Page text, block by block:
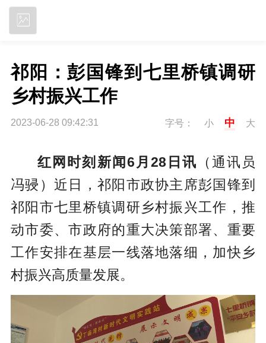
祁阳：彭国锋到七里桥镇调研
乡村振兴工作
2023-06-28 09:42:31 字号： 小 中 大
红网时刻新闻6月28日讯 （通讯员
冯骎）近日，祁阳市政协主席彭国锋到
祁阳市七里桥镇调研乡村振兴工作，推
动市委、市政府的重大决策部署、重要
工作安排在基层一线落地落细，加快乡
村振兴高质量发展。